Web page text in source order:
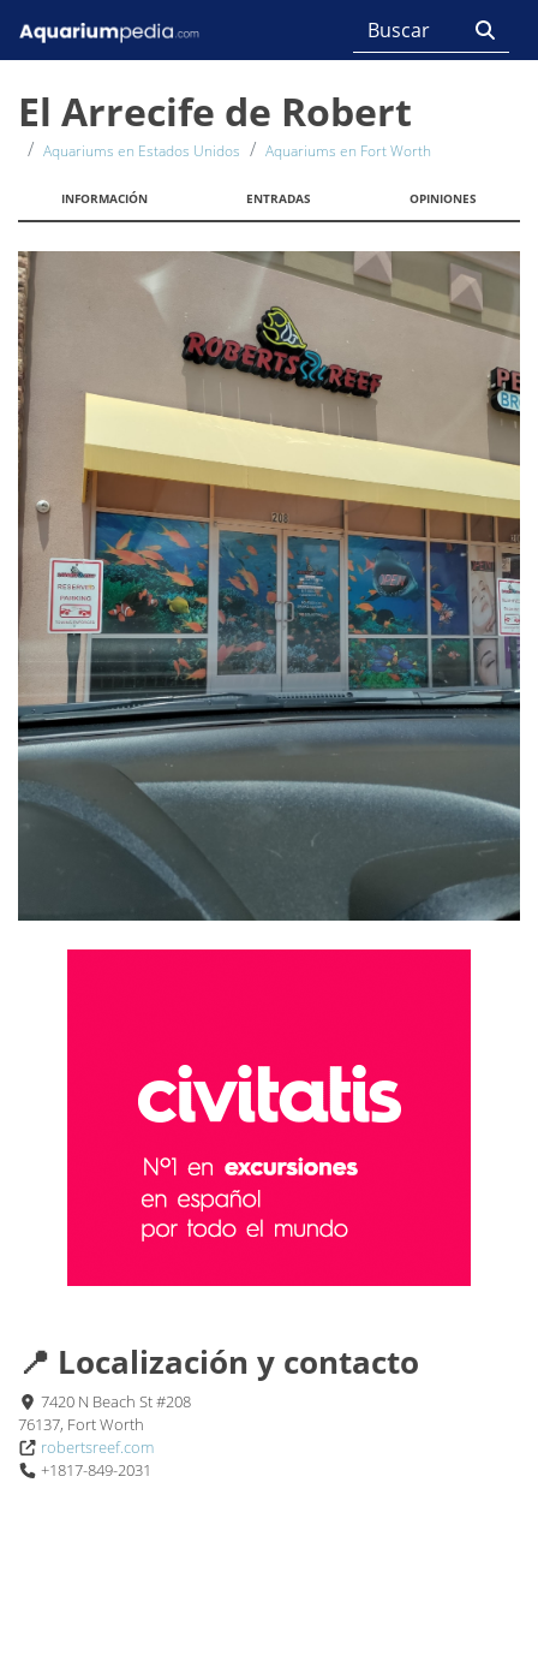
El Arrecife de Robert
Aquariums en Estados Unidos Aquariums en Fort Worth
INFORMACIÓN ENTRADAS OPINIONES
📍 Localización y contacto
7420 N Beach St #208
76137, Fort Worth
robertsreef.com
+1817-849-2031